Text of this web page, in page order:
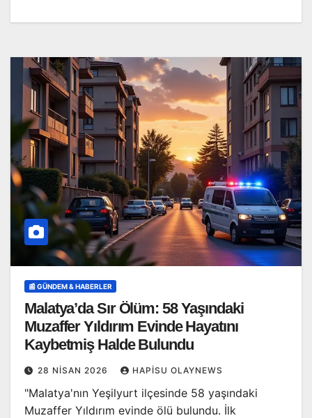
📰 GÜNDEM & HABERLER
Malatya’da Sır Ölüm: 58 Yaşındaki
Muzaffer Yıldırım Evinde Hayatını
Kaybetmiş Halde Bulundu
28 NISAN 2026 HAPISU OLAYNEWS
"Malatya'nın Yeşilyurt ilçesinde 58 yaşındaki
Muzaffer Yıldırım evinde ölü bulundu. İlk